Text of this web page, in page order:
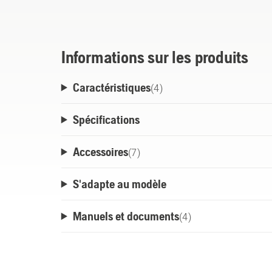
Informations sur les produits
Caractéristiques(4)
Spécifications
Accessoires(7)
S'adapte au modèle
Manuels et documents(4)